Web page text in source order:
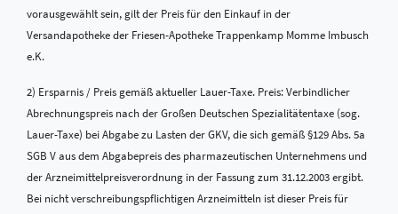
vorausgewählt sein, gilt der Preis für den Einkauf in der
Versandapotheke der Friesen-Apotheke Trappenkamp Momme Imbusch
e.K.
2) Ersparnis / Preis gemäß aktueller Lauer-Taxe. Preis: Verbindlicher
Abrechnungspreis nach der Großen Deutschen Spezialitätentaxe (sog.
Lauer-Taxe) bei Abgabe zu Lasten der GKV, die sich gemäß §129 Abs. 5a
SGB V aus dem Abgabepreis des pharmazeutischen Unternehmens und
der Arzneimittelpreisverordnung in der Fassung zum 31.12.2003 ergibt.
Bei nicht verschreibungspflichtigen Arzneimitteln ist dieser Preis für